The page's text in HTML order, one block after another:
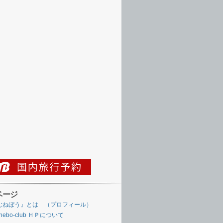
ージ
ねぼう』とは （プロフィール）
club ＨＰについて